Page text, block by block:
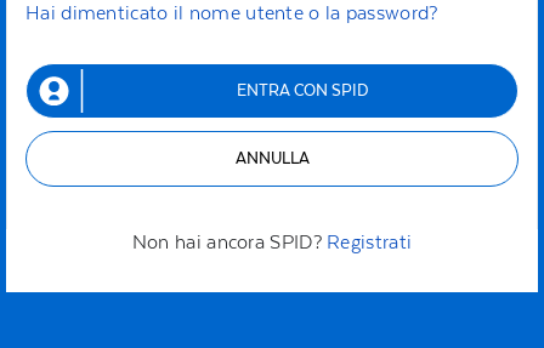
Hai dimenticato il nome utente o la password?
ENTRA CON SPID
ANNULLA
Non hai ancora SPID? Registrati